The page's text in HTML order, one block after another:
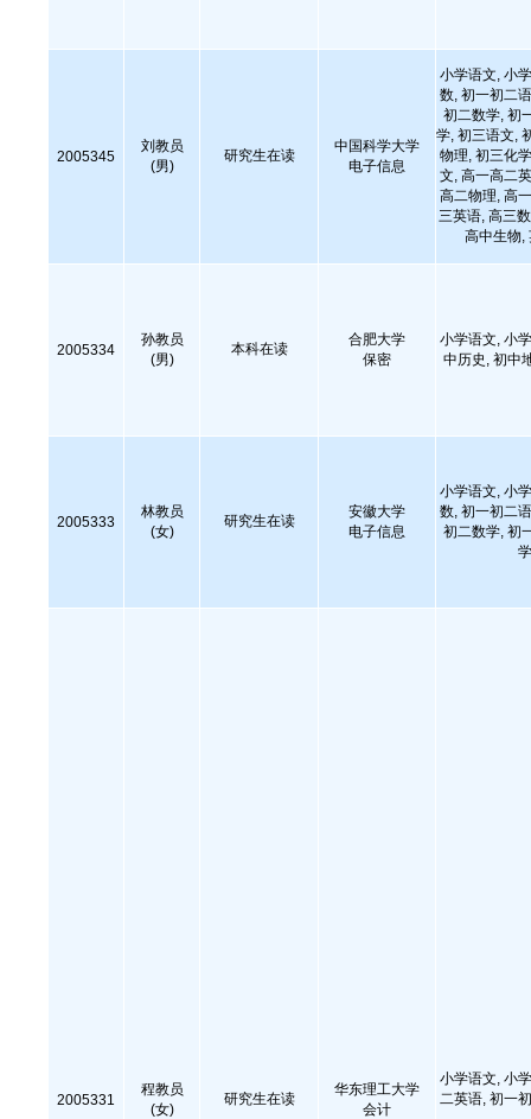
2005345
刘教员
(男)
研究生在读
中国科学大学
电子信息
小学语文, 小
数, 初一初二
初二数学, 初
学, 初三语文,
物理, 初三化
文, 高一高二
高二物理, 高
三英语, 高三
高中生物,
2005334
孙教员
(男)
本科在读
合肥大学
保密
小学语文, 小
中历史, 初中
2005333
林教员
(女)
研究生在读
安徽大学
电子信息
小学语文, 小
数, 初一初二
初二数学, 初
2005331
程教员
(女)
研究生在读
华东理工大学
会计
小学语文, 小
二英语, 初一